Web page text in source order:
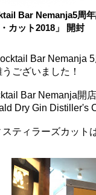
Bar Nemanja5周
カット2018」 開封
Bar Nemanja
ございました！
Bar Nemanja開
Dry Gin Distiller's
ティラーズカット